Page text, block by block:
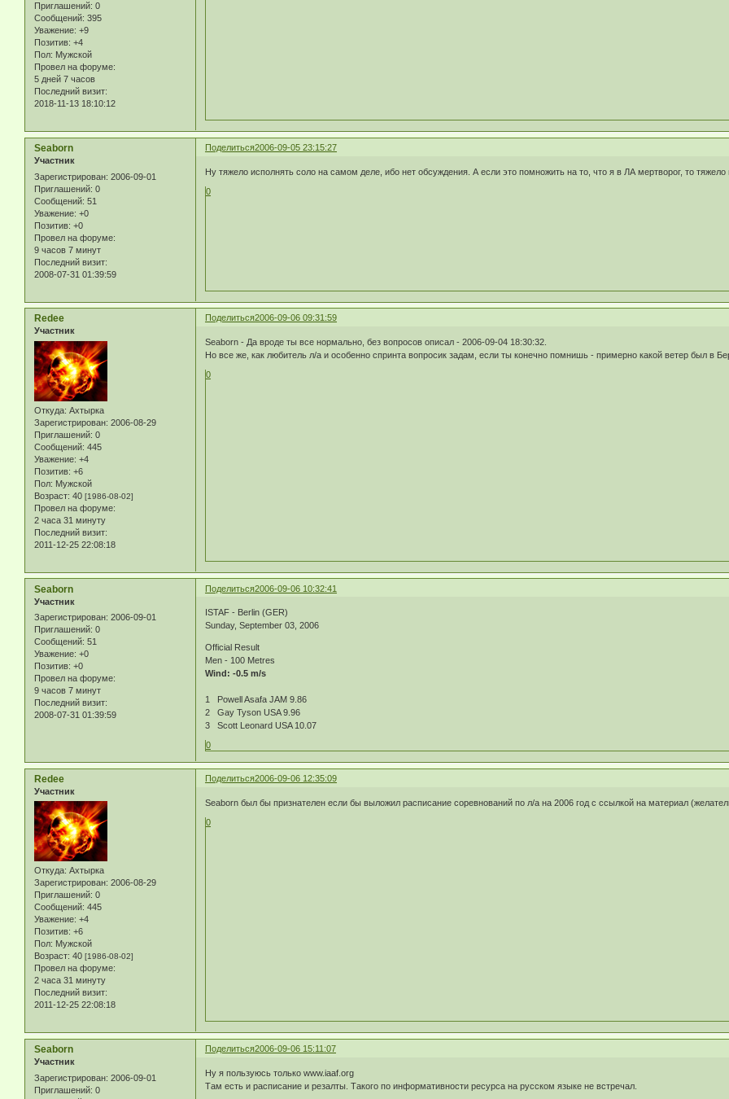
Приглашений: 0
Сообщений: 395
Уважение: +9
Позитив: +4
Пол: Мужской
Провел на форуме:
5 дней 7 часов
Последний визит:
2018-11-13 18:10:12
Поделиться2006-09-05 23:15:27
Seaborn
Участник
Зарегистрирован: 2006-09-01
Приглашений: 0
Сообщений: 51
Уважение: +0
Позитив: +0
Провел на форуме:
9 часов 7 минут
Последний визит:
2008-07-31 01:39:59
Ну тяжело исполнять соло на самом деле, ибо нет обсуждения. А если это помножить на то, что я в ЛА мертворог, то тяжело
0
Поделиться2006-09-06 09:31:59
Redee
Участник
Откуда: Ахтырка
Зарегистрирован: 2006-08-29
Приглашений: 0
Сообщений: 445
Уважение: +4
Позитив: +6
Пол: Мужской
Возраст: 40 [1986-08-02]
Провел на форуме:
2 часа 31 минуту
Последний визит:
2011-12-25 22:08:18
Seaborn - Да вроде ты все нормально, без вопросов описал - 2006-09-04 18:30:32.
Но все же, как любитель л/а и особенно спринта вопросик задам, если ты конечно помнишь - примерно какой ветер был в
0
Поделиться2006-09-06 10:32:41
Seaborn
Участник
Зарегистрирован: 2006-09-01
Приглашений: 0
Сообщений: 51
Уважение: +0
Позитив: +0
Провел на форуме:
9 часов 7 минут
Последний визит:
2008-07-31 01:39:59
ISTAF - Berlin (GER)
Sunday, September 03, 2006
Official Result
Men - 100 Metres
Wind: -0.5 m/s
1 Powell Asafa JAM 9.86
2 Gay Tyson USA 9.96
3 Scott Leonard USA 10.07
0
Поделиться2006-09-06 12:35:09
Redee
Участник
Откуда: Ахтырка
Зарегистрирован: 2006-08-29
Приглашений: 0
Сообщений: 445
Уважение: +4
Позитив: +6
Пол: Мужской
Возраст: 40 [1986-08-02]
Провел на форуме:
2 часа 31 минуту
Последний визит:
2011-12-25 22:08:18
Seaborn был бы признателен если бы выложил расписание соревнований по л/а на 2006 год с ссылкой на материал
0
Поделиться2006-09-06 15:11:07
Seaborn
Участник
Зарегистрирован: 2006-09-01
Приглашений: 0
Ну я пользуюсь только www.iaaf.org
Там есть и расписание и резалты. Такого по информативности ресурса на русском языке не встречал.